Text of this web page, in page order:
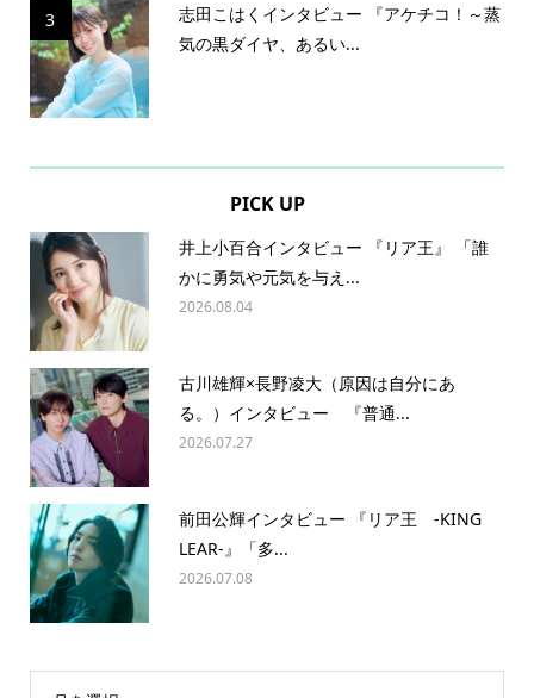
3
志田こはくインタビュー 『アケチコ！～蒸
気の黒ダイヤ、あるい...
PICK UP
井上小百合インタビュー 『リア王』 「誰
かに勇気や元気を与え...
2026.08.04
古川雄輝×長野凌大（原因は自分にあ
る。）インタビュー 『普通...
2026.07.27
前田公輝インタビュー 『リア王 -KING
LEAR-』「多...
2026.07.08